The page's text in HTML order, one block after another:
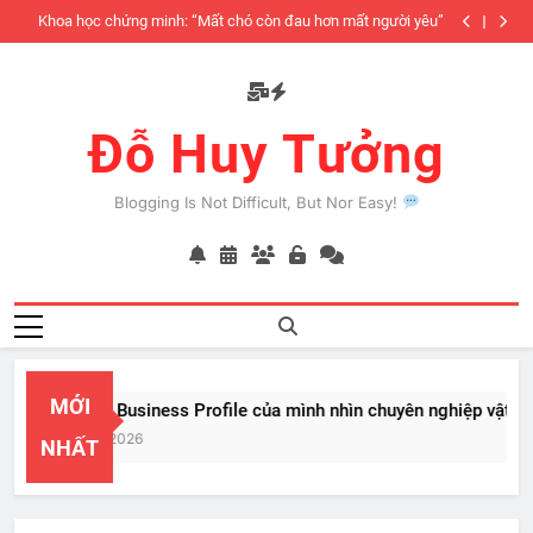
to
Khoa học chứng minh: “Mất chó còn đau hơn mất người yêu”
Đỗ Huy Tưởng
Blogging Is Not Difficult, But Nor Easy!
MỚI
NHẤT
PayPal Business Profile của mình nhìn chuyên nghiệp vật vã
Feb 22, 2026